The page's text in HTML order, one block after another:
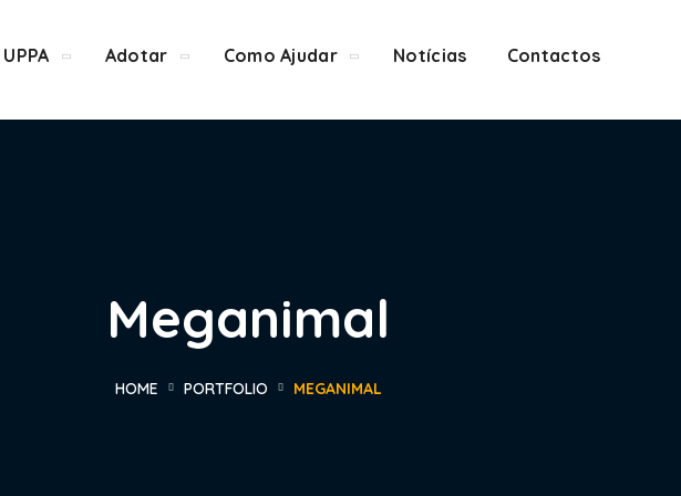
Adotar Como Ajudar Notícias Contactos
Meganimal
HOME PORTFOLIO MEGANIMAL